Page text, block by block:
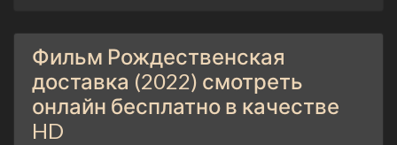
Фильм Рождественская
доставка (2022) смотреть
онлайн бесплатно в качестве
HD